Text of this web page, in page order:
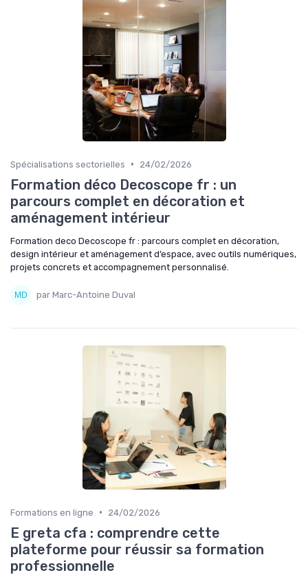
Spécialisations sectorielles • 24/02/2026
Formation déco Decoscope fr : un
parcours complet en décoration et
aménagement intérieur
Formation deco Decoscope fr : parcours complet en décoration,
design intérieur et aménagement d’espace, avec outils numériques,
projets concrets et accompagnement personnalisé.
par Marc-Antoine Duval
Formations en ligne • 24/02/2026
E greta cfa : comprendre cette
plateforme pour réussir sa formation
professionnelle